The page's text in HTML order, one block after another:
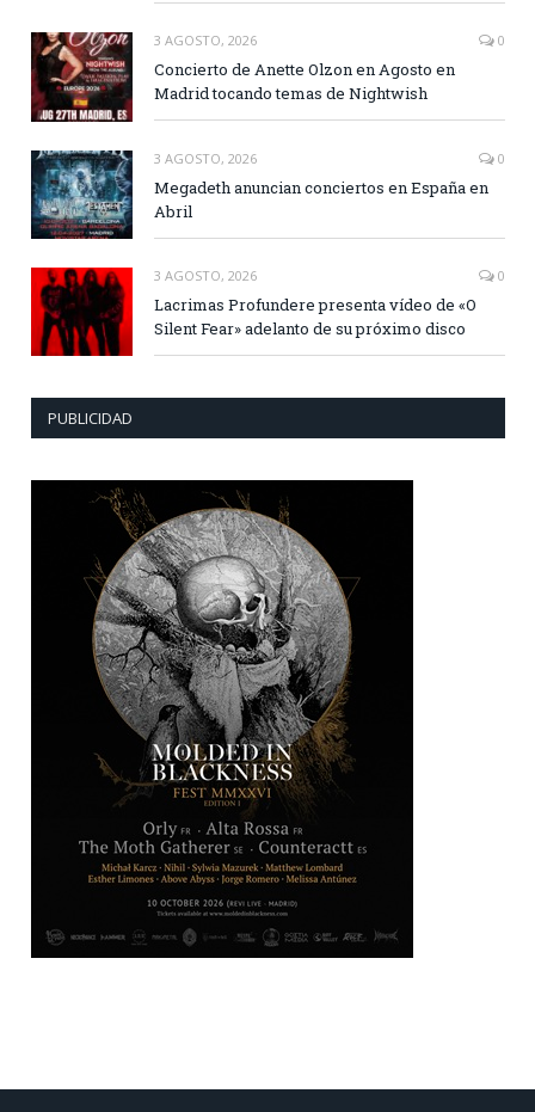
3 AGOSTO, 2026 0
Concierto de Anette Olzon en Agosto en
Madrid tocando temas de Nightwish
3 AGOSTO, 2026 0
Megadeth anuncian conciertos en España en
Abril
3 AGOSTO, 2026 0
Lacrimas Profundere presenta vídeo de «O
Silent Fear» adelanto de su próximo disco
PUBLICIDAD